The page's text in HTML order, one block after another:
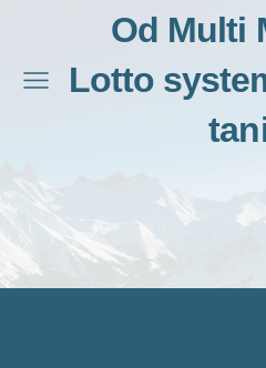
Od Multi
Lotto